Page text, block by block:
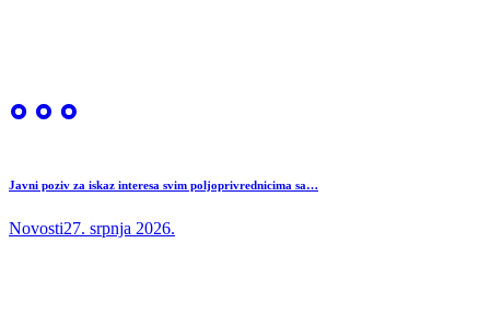
Javni poziv za iskaz interesa svim poljoprivrednicima sa…
Novosti27. srpnja 2026.